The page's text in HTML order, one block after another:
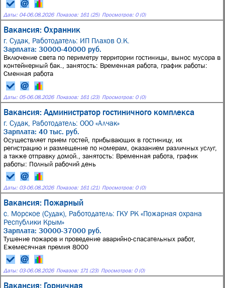
Даты: 04-06.08.2026 Показов: 161 (25) Просмотров: 0 (0)
Вакансия: Охранник
г. Судак, Работодатель: ИП Плахов О.К.
Зарплата: 30000-40000 руб.
Включение света по периметру территории гостиницы, вынос мусора в
контейнерный бак., занятость: Временная работа, график работы:
Сменная работа
Даты: 05-06.08.2026 Показов: 161 (23) Просмотров: 0 (0)
Вакансия: Администратор гостиничного комплекса
г. Судак, Работодатель: ООО «Алчак»
Зарплата: 40 тыс. руб.
Осуществляет прием гостей, прибывающих в гостиницу, их
регистрацию и размещение по номерам, оказанием различных услуг,
а также отправку домой., занятость: Временная работа, график
работы: Полный рабочий день
Даты: 03-06.08.2026 Показов: 161 (21) Просмотров: 0 (0)
Вакансия: Пожарный
с. Морское (Судак), Работодатель: ГКУ РК «Пожарная охрана
Республики Крым»
Зарплата: 30000-37000 руб.
Тушение пожаров и проведение аварийно-спасательных работ,
Ежемесячная премия 8000
Даты: 03-06.08.2026 Показов: 171 (23) Просмотров: 0 (0)
Вакансия: Горничная